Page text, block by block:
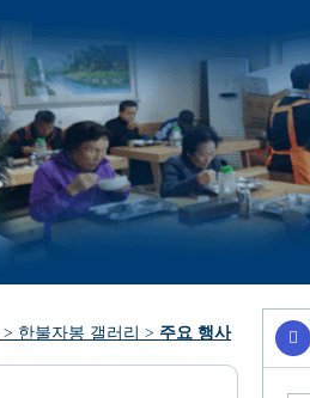
> 한불자봉 갤러리 > 주요 행사
방문인사.